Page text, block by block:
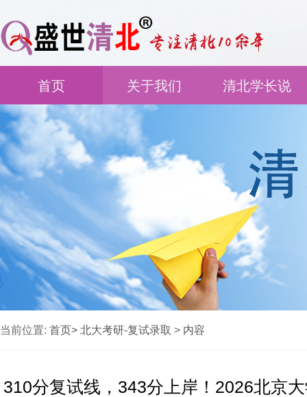
首页 关于我们 清北学长说
当前位置: 首页> 北大考研-复试录取 > 内容
310分复试线，343分上岸！2026北京